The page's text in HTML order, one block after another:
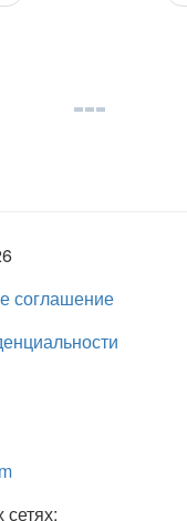
соглашение